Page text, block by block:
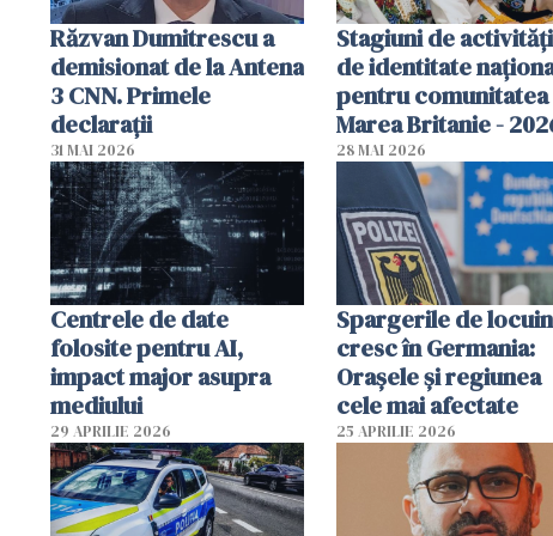
Răzvan Dumitrescu a
demisionat de la Antena
3 CNN. Primele
declarații
31 MAI 2026
Stagiuni de
de identitate
pentru
Marea Britanie -
28 MAI 2026
Centrele de date
folosite pentru AI,
impact major asupra
mediului
29 APRILIE 2026
Spargerile de
cresc în Germania:
Orașele și regiunea
cele mai afectate
25 APRILIE 2026